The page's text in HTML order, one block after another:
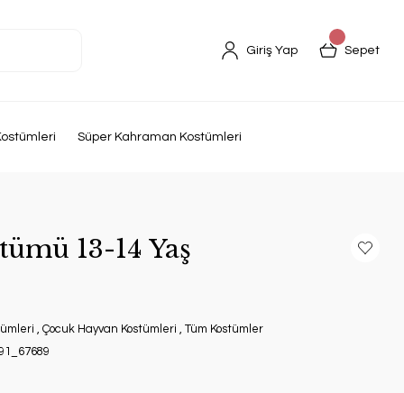
Giriş Yap Sepet
Süper Kahraman Kostümleri
13-14 Yaş
, Çocuk Hayvan Kostümleri , Tüm Kostümler